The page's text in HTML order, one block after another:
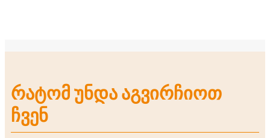
რატომ უნდა აგვირჩიოთ
ჩვენ